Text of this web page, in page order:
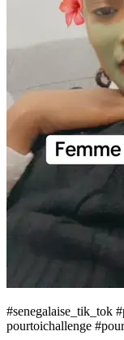
#senegalaise_tik_tok
pourtoichallenge